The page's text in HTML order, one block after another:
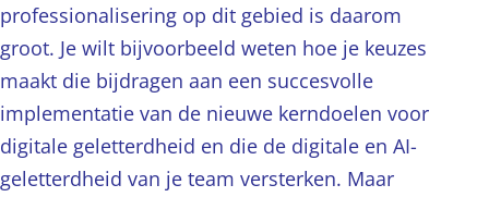
professionalisering op dit gebied is daarom
groot. Je wilt bijvoorbeeld weten hoe je keuzes
maakt die bijdragen aan een succesvolle
implementatie van de nieuwe kerndoelen voor
digitale geletterdheid en die de digitale en AI-
geletterdheid van je team versterken. Maar